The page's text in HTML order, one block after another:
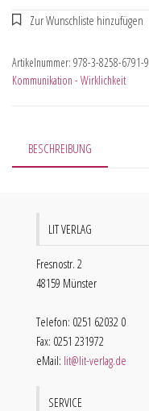
Artikelnummer: 978-3-8258-6791-9
Kommunikation - Wirklichkeit
BESCHREIBUNG
LIT VERLAG
Fresnostr. 2
48159 Münster
Telefon: 0251 62032 0
Fax: 0251 231972
eMail: lit@lit-verlag.de
SERVICE